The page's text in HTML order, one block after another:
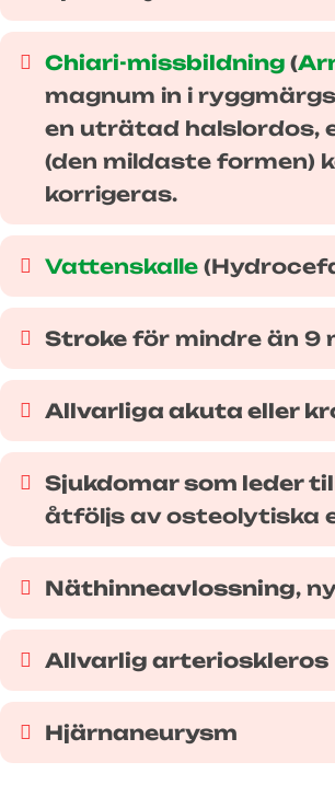
Chiari-missbildning (
magnum in i
en uträtad halslordos,
(den mildaste formen)
korrigeras.
Vattenskalle
Stroke för mindre än 9
Allvarliga akuta eller
Sjukdomar som leder
åtföljs av osteolytiska
Näthinneavlossning,
Allvarlig arterioskleros
Hjärnaneurysm